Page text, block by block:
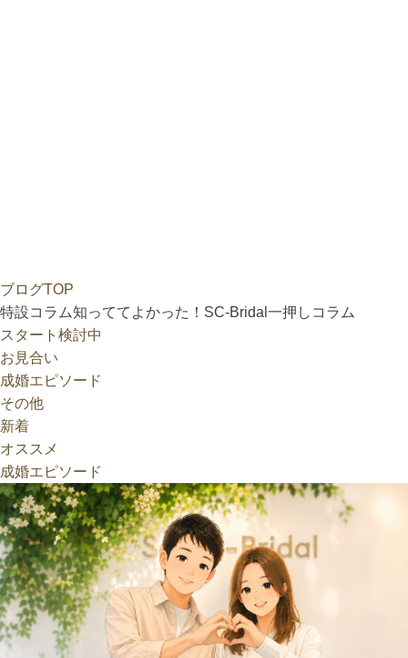
ブログTOP
特設コラム知っててよかった！SC-Bridal一押しコラム
スタート検討中
お見合い
成婚エピソード
その他
新着
オススメ